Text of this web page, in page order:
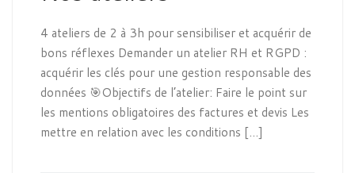
4 ateliers de 2 à 3h pour sensibiliser et acquérir de
bons réflexes Demander un atelier RH et RGPD :
acquérir les clés pour une gestion responsable des
données 🎯Objectifs de l’atelier: Faire le point sur
les mentions obligatoires des factures et devis Les
mettre en relation avec les conditions […]